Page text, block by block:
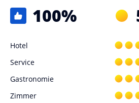
100%
Hotel
Service
Gastronomie
Zimmer